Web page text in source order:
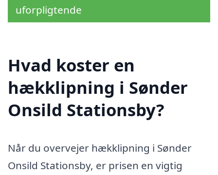
uforpligtende
Hvad koster en
hækklipning i Sønder
Onsild Stationsby?
Når du overvejer hækklipning i Sønder
Onsild Stationsby, er prisen en vigtig